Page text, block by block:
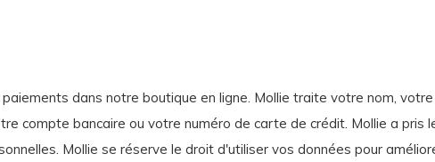
dans notre boutique en ligne. Mollie traite votre nom,
compte bancaire ou votre numéro de carte de crédit. Mollie a pris
Mollie se réserve le droit d'utiliser vos données pour